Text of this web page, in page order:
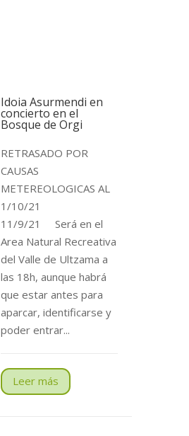
Idoia Asurmendi en
concierto en el
Bosque de Orgi
RETRASADO POR
CAUSAS
METEREOLOGICAS AL
1/10/21
11/9/21 Será en el
Area Natural Recreativa
del Valle de Ultzama a
las 18h, aunque habrá
que estar antes para
aparcar, identificarse y
poder entrar...
Leer más